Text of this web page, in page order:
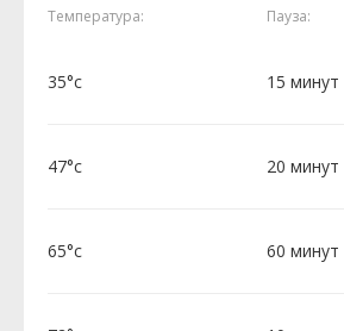
Температура: Пауза:
35°c 15 минут
47°c 20 минут
65°c 60 минут